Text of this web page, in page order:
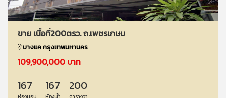
ขาย เนื้อที่200ตรว. ถ.เพชรเกษม
บางแค กรุงเทพมหานคร
109,900,000 บาท
167 167 200